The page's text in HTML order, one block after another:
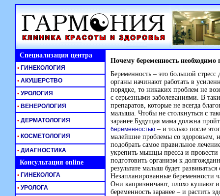
Специализация центра Почему беременность необходимо
Беременность – это большой
органы начинают работать в
порядке, то никаких проблем не
с серьезными заболеваниями. В
препаратов, которые не всегда
малыша. Чтобы не столкнуться с
заранее.Будущая мама должна
беременностью – и только после
малейшие проблемы со здоровьем,
подобрать самое правильное
укрепить мышцы пресса и
подготовить организм к
результате малыш будет
Незапланированные беременности
Они капризничают, плохо кушают и
беременность заранее – и растить
• ГИНЕКОЛОГИЯ
• АКУШЕРСТВО
• УРОЛОГИЯ
• ВЕНЕРОЛОГИЯ
• ДЕРМАТОЛОГИЯ
• КОСМЕТОЛОГИЯ
• ДИАГНОСТИКА
Консультация online
• ГИНЕКОЛОГА
• УРОЛОГА